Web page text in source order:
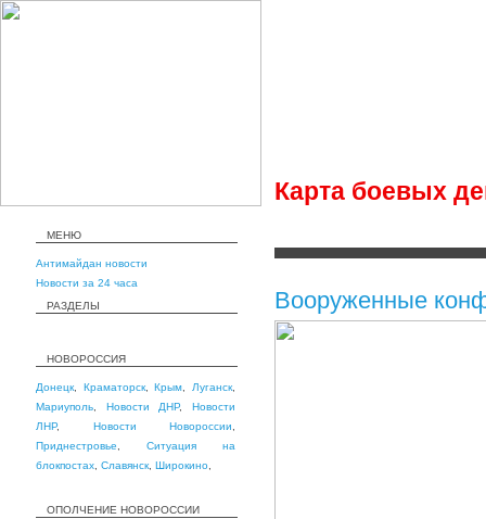
Карта боевых
МЕНЮ
Антимайдан новости
Новости за 24 часа
РАЗДЕЛЫ
НОВОРОССИЯ
Донецк Краматорск,Крым Луганск
Мариуполь
Новости ДНР,Новости
ЛНР, Новости Новороссии
Приднестровье
Ситуация на
блокпостах Славянск Широкино
ОПОЛЧЕНИЕ НОВОРОССИИ
Вооруженные